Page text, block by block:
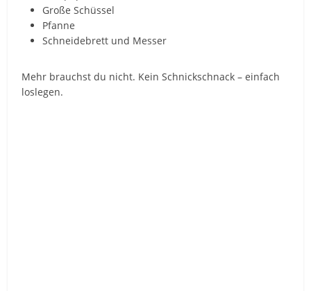
Große Schüssel
Pfanne
Schneidebrett und Messer
Mehr brauchst du nicht. Kein Schnickschnack – einfach
loslegen.